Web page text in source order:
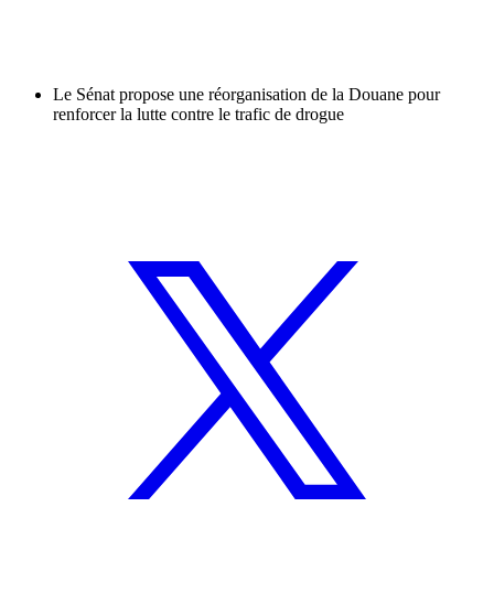
Le Sénat propose une réorganisation de la Douane pour
renforcer la lutte contre le trafic de drogue